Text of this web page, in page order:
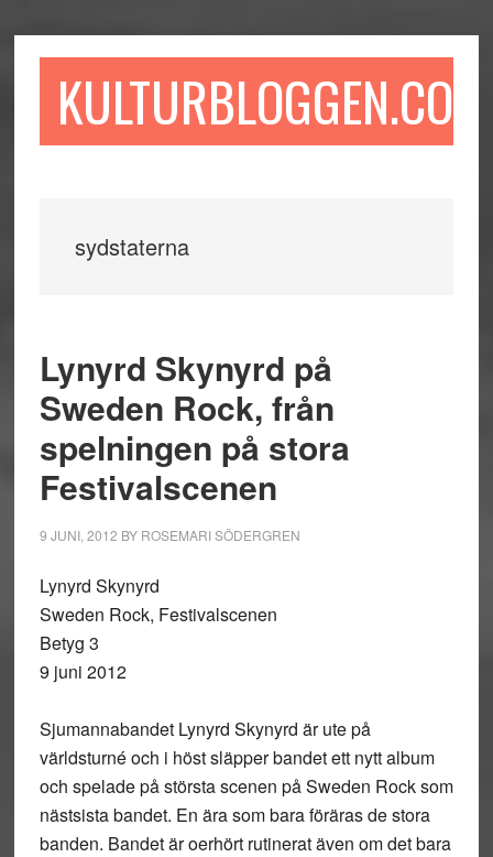
till
till
sidofältet
till
KULTURBLOGGEN.COM
sydstaterna
Lynyrd Skynyrd på
Sweden Rock, från
spelningen på stora
Festivalscenen
9 JUNI, 2012 BY ROSEMARI SÖDERGREN
Lynyrd Skynyrd
Sweden Rock, Festivalscenen
Betyg 3
9 juni 2012
Sjumannabandet Lynyrd Skynyrd är ute på
världsturné och i höst släpper bandet ett nytt album
och spelade på största scenen på Sweden Rock som
nästsista bandet. En ära som bara föräras de stora
banden. Bandet är oerhört rutinerat även om det bara